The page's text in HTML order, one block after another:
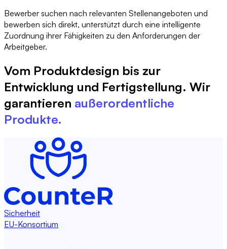
Bewerber suchen nach relevanten Stellenangeboten und
bewerben sich direkt, unterstützt durch eine intelligente
Zuordnung ihrer Fähigkeiten zu den Anforderungen der
Arbeitgeber.
Vom Produktdesign bis zur
Entwicklung und Fertigstellung. Wir
garantieren außerordentliche
Produkte.
Sicherheit
EU-Konsortium